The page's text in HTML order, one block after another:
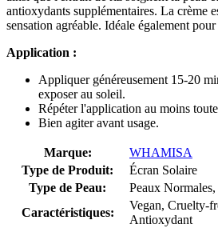
antioxydants supplémentaires. La crème
sensation agréable. Idéale également
Application :
Appliquer généreusement 15-20
exposer au soleil.
Répéter l'application au moins
Bien agiter avant usage.
Marque:
WHAMISA
Type de Produit:
Écran Solaire
Type de Peau:
Peaux
Caractéristiques:
Vegan, Cruelty-
Antioxydant